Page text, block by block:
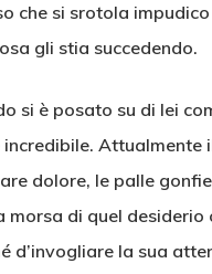
che si srotola
gli stia succedendo.
si è posato su di lei
Attualmente
dolore, le palle
di quel desiderio
d’invogliare la sua